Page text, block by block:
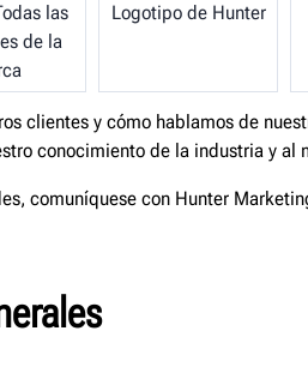
las
de la
Logotipo de Hunter
clientes y cómo hablamos de
conocimiento de la industria y
comuníquese con Hunter